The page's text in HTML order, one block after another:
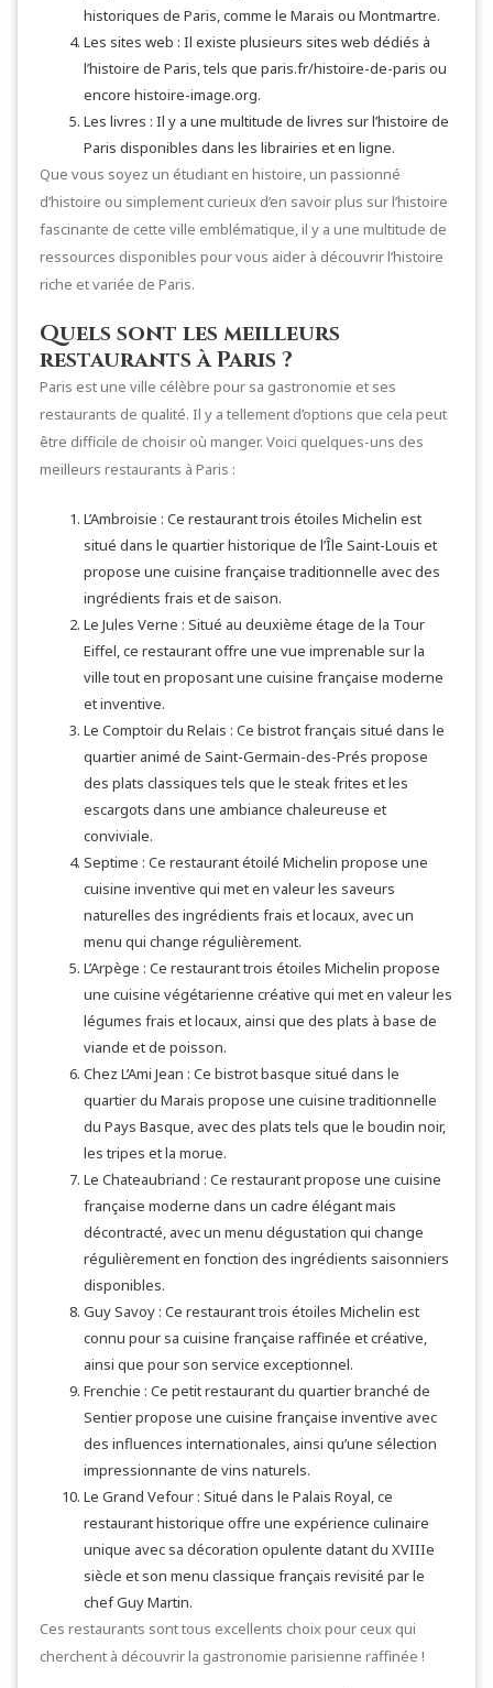
historiques de Paris, comme le Marais ou Montmartre.
Les sites web : Il existe plusieurs sites web dédiés à
l’histoire de Paris, tels que paris.fr/histoire-de-paris ou
encore histoire-image.org.
Les livres : Il y a une multitude de livres sur l’histoire de
Paris disponibles dans les librairies et en ligne.
Que vous soyez un étudiant en histoire, un passionné
d’histoire ou simplement curieux d’en savoir plus sur l’histoire
fascinante de cette ville emblématique, il y a une multitude de
ressources disponibles pour vous aider à découvrir l’histoire
riche et variée de Paris.
Quels sont les meilleurs
restaurants à Paris ?
Paris est une ville célèbre pour sa gastronomie et ses
restaurants de qualité. Il y a tellement d’options que cela peut
être difficile de choisir où manger. Voici quelques-uns des
meilleurs restaurants à Paris :
L’Ambroisie : Ce restaurant trois étoiles Michelin est
situé dans le quartier historique de l’Île Saint-Louis et
propose une cuisine française traditionnelle avec des
ingrédients frais et de saison.
Le Jules Verne : Situé au deuxième étage de la Tour
Eiffel, ce restaurant offre une vue imprenable sur la
ville tout en proposant une cuisine française moderne
et inventive.
Le Comptoir du Relais : Ce bistrot français situé dans le
quartier animé de Saint-Germain-des-Prés propose
des plats classiques tels que le steak frites et les
escargots dans une ambiance chaleureuse et
conviviale.
Septime : Ce restaurant étoilé Michelin propose une
cuisine inventive qui met en valeur les saveurs
naturelles des ingrédients frais et locaux, avec un
menu qui change régulièrement.
L’Arpège : Ce restaurant trois étoiles Michelin propose
une cuisine végétarienne créative qui met en valeur les
légumes frais et locaux, ainsi que des plats à base de
viande et de poisson.
Chez L’Ami Jean : Ce bistrot basque situé dans le
quartier du Marais propose une cuisine traditionnelle
du Pays Basque, avec des plats tels que le boudin noir,
les tripes et la morue.
Le Chateaubriand : Ce restaurant propose une cuisine
française moderne dans un cadre élégant mais
décontracté, avec un menu dégustation qui change
régulièrement en fonction des ingrédients saisonniers
disponibles.
Guy Savoy : Ce restaurant trois étoiles Michelin est
connu pour sa cuisine française raffinée et créative,
ainsi que pour son service exceptionnel.
Frenchie : Ce petit restaurant du quartier branché de
Sentier propose une cuisine française inventive avec
des influences internationales, ainsi qu’une sélection
impressionnante de vins naturels.
Le Grand Vefour : Situé dans le Palais Royal, ce
restaurant historique offre une expérience culinaire
unique avec sa décoration opulente datant du XVIIIe
siècle et son menu classique français revisité par le
chef Guy Martin.
Ces restaurants sont tous excellents choix pour ceux qui
cherchent à découvrir la gastronomie parisienne raffinée !